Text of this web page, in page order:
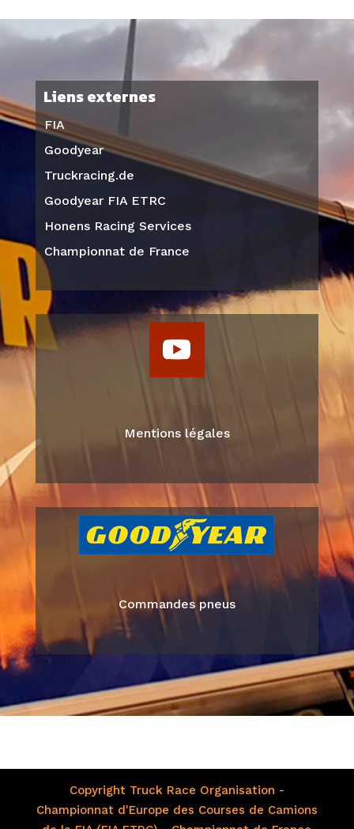
Liens externes
FIA
Goodyear
Truckracing.de
Goodyear FIA ETRC
Honens Racing Services
Championnat de France
Mentions légales
Commandes pneus
Copyright Truck Race Organisation -
Championnat d'Europe des Courses de Camions